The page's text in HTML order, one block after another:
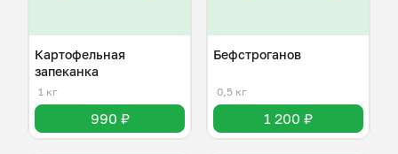
Картофельная
запеканка
1 кг
990 ₽
Бефстроганов
0,5 кг
1 200 ₽